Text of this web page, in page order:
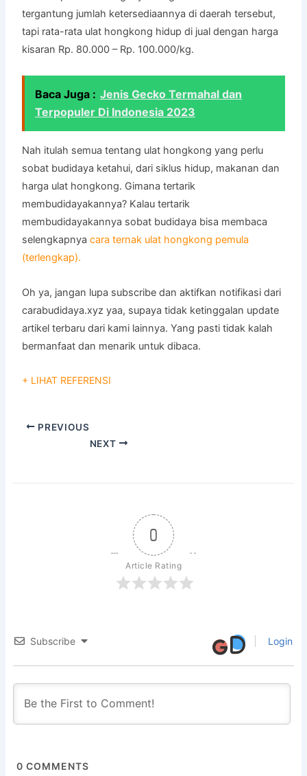
tergantung jumlah ketersediaannya di daerah tersebut,
tapi rata-rata ulat hongkong hidup di jual dengan harga
kisaran Rp. 80.000 – Rp. 100.000/kg.
Baca Juga : Jenis Gecko Termahal dan
Terpopuler Di Indonesia 2023
Nah itulah semua tentang ulat hongkong yang perlu
sobat budidaya ketahui, dari siklus hidup, makanan dan
harga ulat hongkong. Gimana tertarik
membudidayakannya? Kalau tertarik
membudidayakannya sobat budidaya bisa membaca
selengkapnyacara ternak ulat hongkong pemula
(terlengkap).
Oh ya, jangan lupa subscribe dan aktifkan notifikasi dari
carabudidaya.xyz yaa, supaya tidak ketinggalan update
artikel terbaru dari kami lainnya. Yang pasti tidak kalah
bermanfaat dan menarik untuk dibaca.
+ LIHAT REFERENSI
PREVIOUS
NEXT
0
Article Rating
Subscribe Login
0 COMMENTS